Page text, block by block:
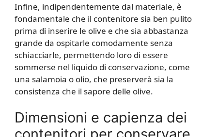
Infine, indipendentemente dal materiale, è
fondamentale che il contenitore sia ben pulito
prima di inserire le olive e che sia abbastanza
grande da ospitarle comodamente senza
schiacciarle, permettendo loro di essere
sommerse nel liquido di conservazione, come
una salamoia o olio, che preserverà sia la
consistenza che il sapore delle olive.
Dimensioni e capienza dei